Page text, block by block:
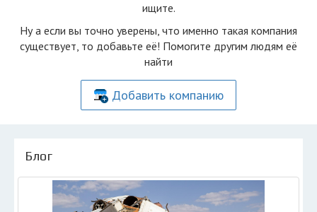
ищите.
Ну а если вы точно уверены, что именно такая компания
существует, то добавьте её! Помогите другим людям её
найти
Добавить компанию
Блог